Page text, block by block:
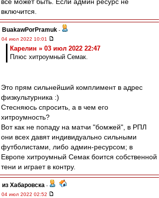
включится.
BuakawPorPramuk -
04 июл 2022 10:01
Карелин » 03 июл 2022 22:47
Плюс хитроумный Семак.
Это прям сильнейший комплимент в адрес
физкультурника :)
Стесняюсь спросить, а в чем его
хитроумность?
Вот как не попаду на матчи "бомжей", в РПЛ
они всех давят индивидуально сильными
футболистами, либо админ-ресурсом; в
Европе хитроумный Семак боится собственной
тени и играет в контру.
из Хабаровска -
04 июл 2022 02:52